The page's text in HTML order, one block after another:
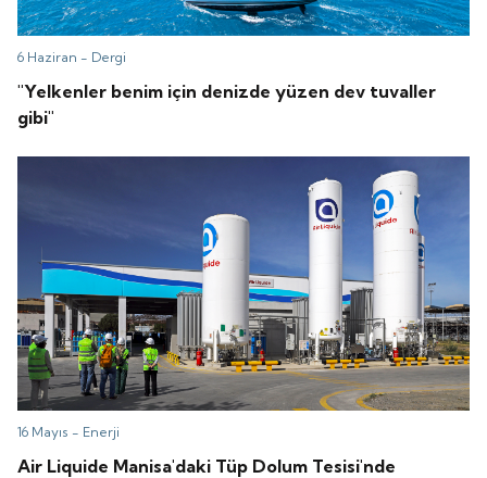
6 Haziran - Dergi
"Yelkenler benim için denizde yüzen dev tuvaller
gibi"
16 Mayıs - Enerji
Air Liquide Manisa'daki Tüp Dolum Tesisi'nde